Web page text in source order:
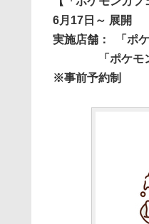
6月17日～ 展開
実施店舗：
「ポ
「ポケ
※事前予約制